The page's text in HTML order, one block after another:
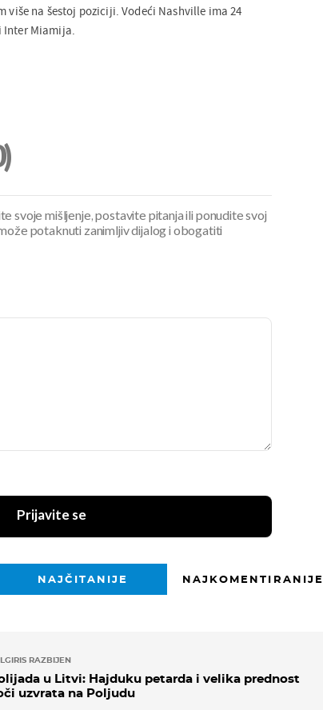
više na šestoj poziciji. Vodeći Nashville ima 24
Inter Miamija.
svoje mišljenje, postavite pitanja ili ponudite svoj
potaknuti zanimljiv dijalog i obogatiti
Prijavite se
NAJČITANIJE NAJKOMENTIRANIJE
RAZBIJEN
u Litvi: Hajduku petarda i velika prednost
uzvrata na Poljudu